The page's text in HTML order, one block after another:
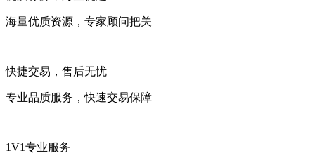
海量优质资源，专家顾问把关
快捷交易，售后无忧
专业品质服务，快速交易保障
1V1专业服务